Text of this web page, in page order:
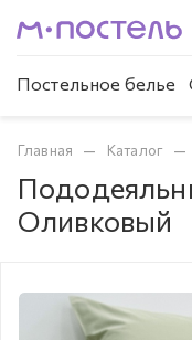
Постельное белье
Главная — Каталог —
Оливковый